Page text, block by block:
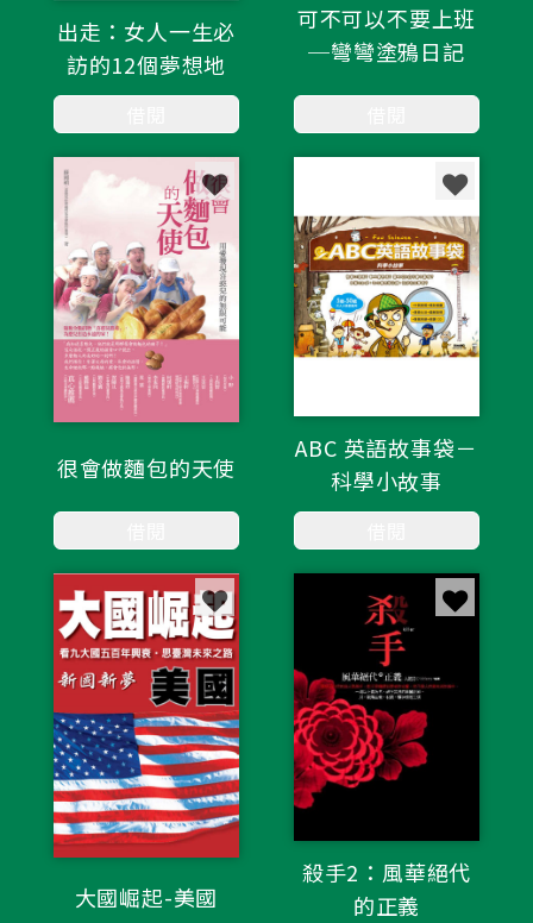
出走：女人一生必
訪的12個夢想地
可不可以不要上班
─彎彎塗鴉日記
很會做麵包的天使
ABC 英語故事袋－
科學小故事
大國崛起-美國
殺手2：風華絕代
的正義